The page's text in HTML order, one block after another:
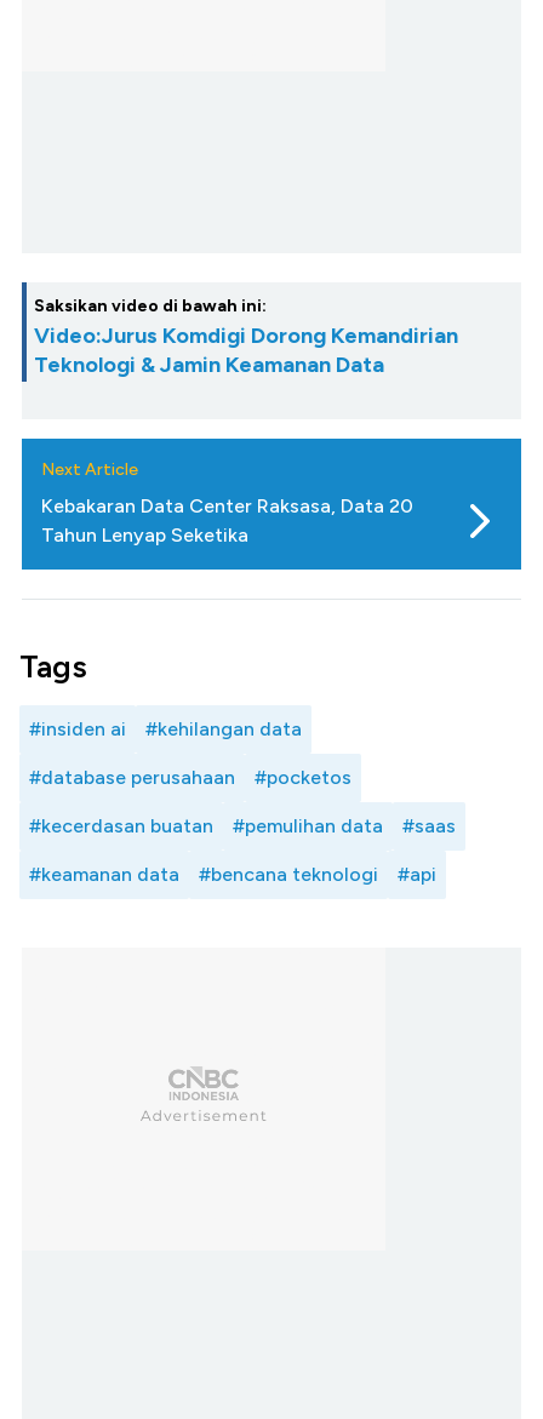
Saksikan video di bawah ini:
Video:Jurus Komdigi Dorong Kemandirian
Teknologi & Jamin Keamanan Data
Next Article
Kebakaran Data Center Raksasa, Data 20
Tahun Lenyap Seketika
Tags
#insiden ai #kehilangan data
#database perusahaan #pocketos
#kecerdasan buatan #pemulihan data #saas
#keamanan data #bencana teknologi #api